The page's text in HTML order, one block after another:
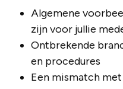
Algemene
zijn voor jullie
Ontbrekende
en procedures
Een mismatch